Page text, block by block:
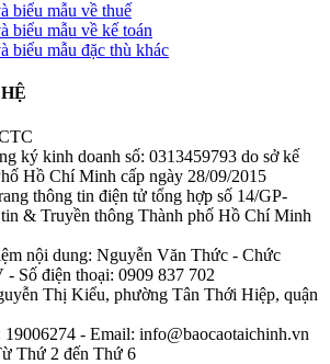
biểu mẫu về thuế
biểu mẫu về kế toán
biểu mẫu đặc thù khác
ký kinh doanh số: 0313459793 do sở kế
Hồ Chí Minh cấp ngày 28/09/2015
thông tin điện tử tổng hợp số 14/GP-
& Truyền thông Thành phố Hồ Chí Minh
nội dung: Nguyễn Văn Thức - Chức
Số điện thoại: 0909 837 702
Thị Kiểu, phường Tân Thới Hiệp, quận
- Email: info@baocaotaichinh.vn
Thứ 2 đến Thứ 6